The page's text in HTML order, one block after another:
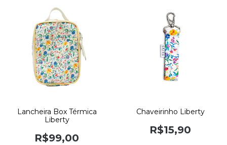
Lancheira Box Térmica
Liberty
R$99,00
Chaveirinho Liberty
R$15,90